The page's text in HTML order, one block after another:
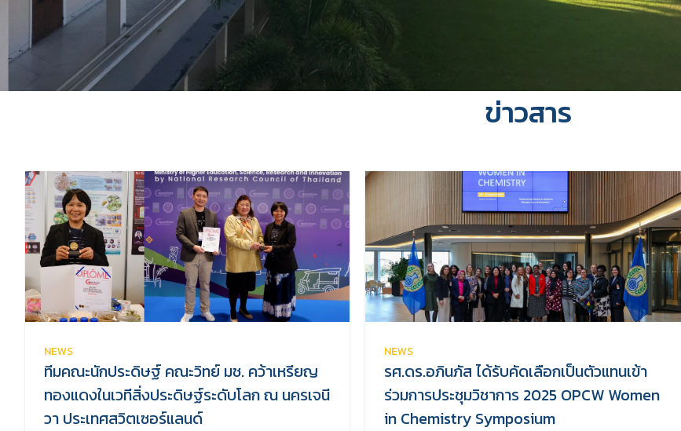
ข่าวสาร
NEWS
ทีมคณะนักประดิษฐ์ คณะวิทย์ มช. คว้าเหรียญ
ทองแดงในเวทีสิ่งประดิษฐ์ระดับโลก ณ นครเจนี
วา ประเทศสวิตเซอร์แลนด์
NEWS
รศ.ดร.อภินภัส ได้รับคัดเลือกเป็นตัวแทนเข้า
ร่วมการประชุมวิชาการ 2025 OPCW Women
in Chemistry Symposium